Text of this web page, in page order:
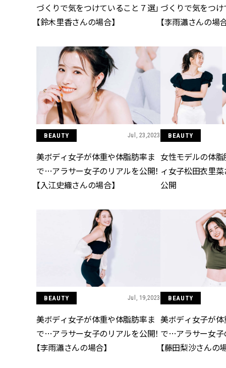
づくりで気をつけていること７選」
【鈴木里香さんの場合】
づくりで気をつけ
【李雨瀟さんの場
BEAUTY Jul, 23,2023
美ボディ女子が体重や体脂肪率ま
で…アラサー女子のリアルを公開！
【入江史織さんの場合】
BEAUTY
女性モデルの体
ィ女子松田衣里
公開
BEAUTY Jul, 19,2023
美ボディ女子が体重や体脂肪率ま
で…アラサー女子のリアルを公開！
【李雨瀟さんの場合】
BEAUTY
美ボディ女子が
で…アラサー女子
【藤田梨沙さんの